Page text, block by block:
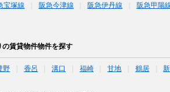
宝塚線 阪急今津線 阪急伊丹線 阪急甲陽
賃貸物件物件を探す
野 香呂 溝口 福崎 甘地 鶴居